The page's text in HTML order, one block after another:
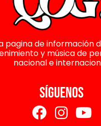
pagina de información
y música de
nacional e
SÍGUENOS